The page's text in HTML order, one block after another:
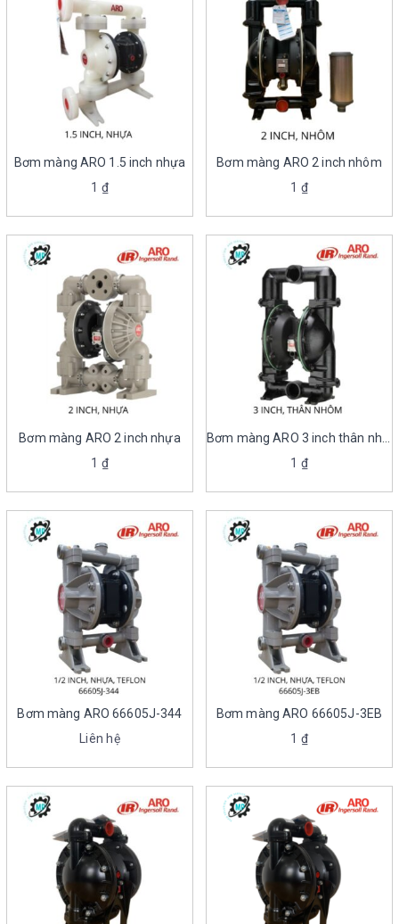
Bơm màng ARO 1.5 inch nhựa
1 ₫
Bơm màng ARO 2 inch nhôm
1 ₫
Bơm màng ARO 2 inch nhựa
1 ₫
1 ₫
Bơm màng ARO 66605J-344
Liên hệ
Bơm màng ARO 66605J-3EB
1 ₫